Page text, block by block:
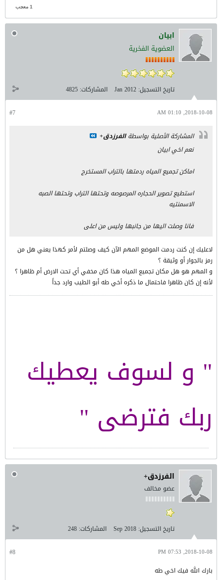
1 معجب
ابيان
العضوية الفخرية
تاريخ التسجيل: Jan 2012 المشاركات: 4825
#7 2018-10-08, 01:10 AM
المشاركة الأصلية بواسطةالفرزدق+
نعم اخي ابيان
اماكن تجميع المياه ردمتها بالتراب المستخرج
استطيع تصوير الحجاره المرصوصه وتحتها التراب وتحتها الصبه
الاسمنتيه
فانا وصلت اليها من جانبها وليس من اعلى
لاعليك إن كنت ردمت الموضع المهم الآن كيف وصلتم لأمر كهذا يعني هل من
رمز بالجوار أو وثيقة ؟
و المهم هو هل مكان تجميع المياه هذا كان مخفي أي تحت الارض أم ظاهرا ؟
لأنه إن كان ظاهرا فاحتمال ما ذكره أخي طه أبو الطيب وارد جداً
" و لسوف يعطيك
ربك فترضى "
الفرزدق+
عضو مخالف
تاريخ التسجيل: Sep 2018 المشاركات: 248
#8 2018-10-08, 07:53 PM
بارك الله فيك اخي طه